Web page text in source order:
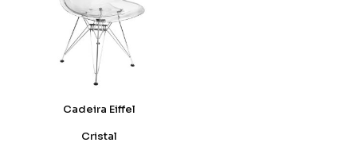
Cadeira Eiffel
Cristal